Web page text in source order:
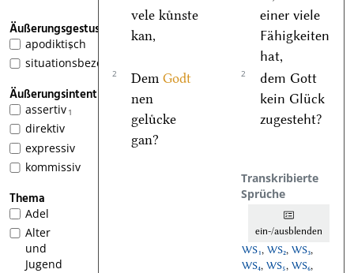
Äußerungsgestus
1
apodiktisch
situationsbezogen
Äußerungsintention
1
assertiv
direktiv
expressiv
kommissiv
Thema
Adel
Alter
und
Jugend
vele kuͤnste
kan,
einer viele
Fähigkeiten
hat,
2 Dem Godt
nen
geluͤcke
gan?
2
dem Gott
kein Glück
zugesteht?
Transkribierte
Sprüche
ein-/ausblenden
WS₁, WS₂, WS₃,
WS₄, WS₅, WS₆,